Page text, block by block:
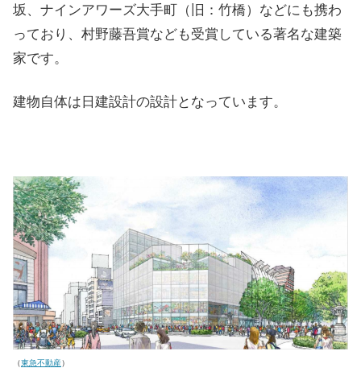
坂、ナインアワーズ大手町（旧：竹橋）などにも携わ
っており、村野藤吾賞なども受賞している著名な建築
家です。
建物自体は日建設計の設計となっています。
（東急不動産）